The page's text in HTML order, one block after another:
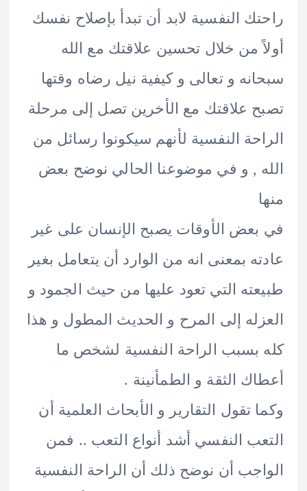
راحتك النفسية لابد أن تبدأ بإصلاح نفسك
أولاً من خلال تحسين علاقتك مع الله
سبحانه و تعالى و كيفية نيل رضاه وقتها
تصبح علاقتك مع الأخرين تصل إلى مرحلة
الراحة النفسية لأنهم سيكونوا رسائل من
الله , و في موضوعنا الحالي نوضح بعض
منها
في بعض الأوقات يصبح الإنسان على غير
عادته بمعنى انه من الوارد أن يتعامل بغير
طبيعته التي تعود عليها من حيث الجمود و
العزله إلى المرح و الحديث المطول و هذا
كله بسبب الراحة النفسية لشخص ما
أعطاك الثقة و الطمأنينة .
وكما تقول التقارير و الأبحاث العلمية أن
التعب النفسي أشد أنواع التعب .. فمن
الواجب أن نوضح ذلك أن الراحة النفسية